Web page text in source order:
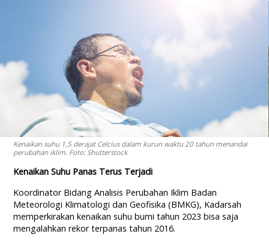
Kenaikan suhu 1,5 derajat Celcius dalam kurun waktu 20 tahun menandai
perubahan iklim. Foto: Shutterstock
Kenaikan Suhu Panas Terus Terjadi
Koordinator Bidang Analisis Perubahan Iklim Badan
Meteorologi Klimatologi dan Geofisika (BMKG), Kadarsah
memperkirakan kenaikan suhu bumi tahun 2023 bisa saja
mengalahkan rekor terpanas tahun 2016.